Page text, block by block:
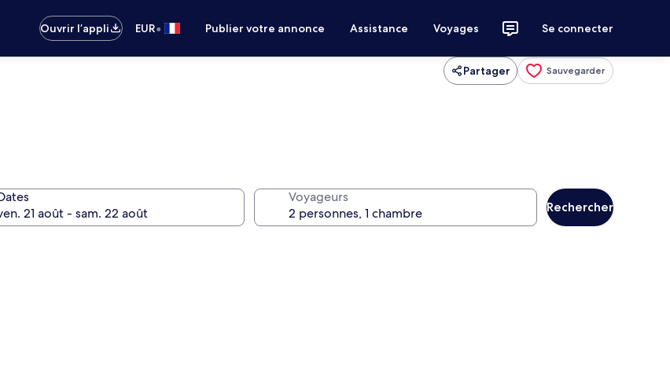
Ouvrir l’appli EUR• Publier votre annonce Assistance Voyages Se connecter
Partager Sauvegarder
Voyageurs
Rechercher